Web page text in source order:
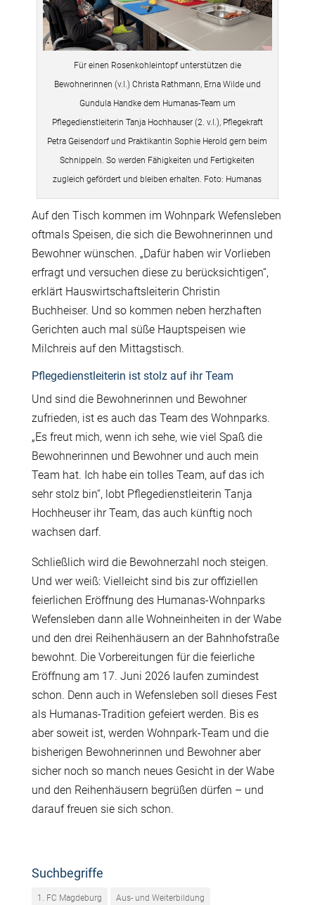
Für einen Rosenkohleintopf unterstützen die
Bewohnerinnen (v.l.) Christa Rathmann, Erna Wilde und
Gundula Handke dem Humanas-Team um
Pflegedienstleiterin Tanja Hochhauser (2. v.l.), Pflegekraft
Petra Geisendorf und Praktikantin Sophie Herold gern beim
Schnippeln. So werden Fähigkeiten und Fertigkeiten
zugleich gefördert und bleiben erhalten. Foto: Humanas
Auf den Tisch kommen im Wohnpark Wefensleben
oftmals Speisen, die sich die Bewohnerinnen und
Bewohner wünschen. „Dafür haben wir Vorlieben
erfragt und versuchen diese zu berücksichtigen“,
erklärt Hauswirtschaftsleiterin Christin
Buchheiser. Und so kommen neben herzhaften
Gerichten auch mal süße Hauptspeisen wie
Milchreis auf den Mittagstisch.
Pflegedienstleiterin ist stolz auf ihr Team
Und sind die Bewohnerinnen und Bewohner
zufrieden, ist es auch das Team des Wohnparks.
„Es freut mich, wenn ich sehe, wie viel Spaßdie
Bewohnerinnen und Bewohner und auch mein
Team hat. Ich habe ein tolles Team, auf das ich
sehr stolz bin“, lobt Pflegedienstleiterin Tanja
Hochheuser ihr Team, das auch künftig noch
wachsen darf.
Schließlich wird die Bewohnerzahl noch steigen.
Und wer weiß: Vielleicht sind bis zur offiziellen
feierlichen Eröffnung des Humanas-Wohnparks
Wefensleben dann alle Wohneinheiten in der Wabe
und den drei Reihenhäusern an der Bahnhofstraße
bewohnt. Die Vorbereitungen für die feierliche
Eröffnung am 17. Juni 2026 laufen zumindest
schon. Denn auch in Wefensleben soll dieses Fest
als Humanas-Tradition gefeiert werden. Bis es
aber soweit ist, werden Wohnpark-Team und die
bisherigen Bewohnerinnen und Bewohner aber
sicher noch so manch neues Gesicht in der Wabe
und den Reihenhäusern begrüßen dürfen – und
darauf freuen sie sich schon.
Suchbegriffe
1. FC Magdeburg Aus- und Weiterbildung